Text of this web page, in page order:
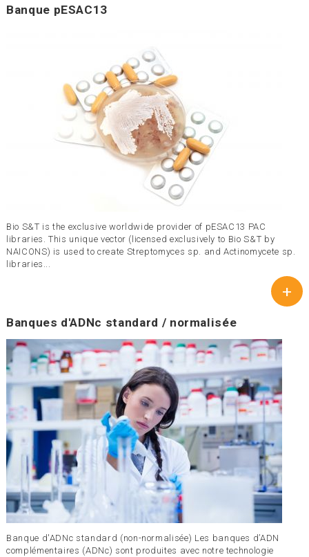
Banque pESAC13
Bio S&T is the exclusive worldwide provider of pESAC13 PAC
libraries. This unique vector (licensed exclusively to Bio S&T by
NAICONS) is used to create Streptomyces sp. and Actinomycete sp.
libraries...
+
Banques d'ADNc standard / normalisée
Banque d'ADNc standard (non-normalisée) Les banques d’ADN
complémentaires (ADNc) sont produites avec notre technologie